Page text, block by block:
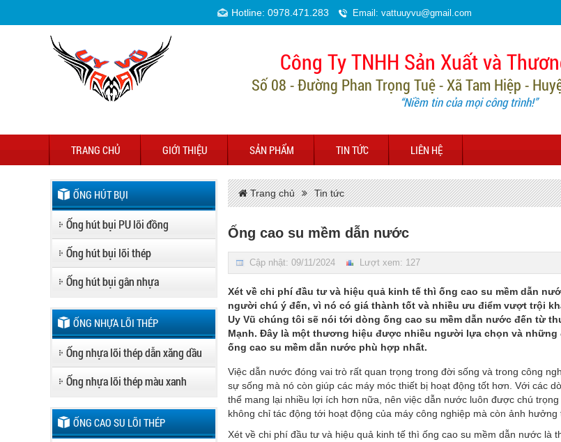
Hotline: 0978.471.283 Email: vattuuyvu@gmail.com
Công Ty TNHH Sản Xuất và
Số 08 - Đường Phan Trọng Tuệ - Xã Tam Hiệp -
“Niềm tin của mọi công trình!”
TRANG CHỦ GIỚI THIỆU SẢN PHẨM TIN TỨC LIÊN HỆ
ỐNG HÚT BỤI
Ống hút bụi PU lõi đồng
Ống hút bụi lõi thép
Ống hút bụi gân nhựa
ỐNG NHỰA LÕI THÉP
Ống nhựa lõi thép dẫn xăng dầu
Ống nhựa lõi thép màu xanh
ỐNG CAO SU LÕI THÉP
Trang chủ Tin tức
Ống cao su mềm dẫn nước
Cập nhật: 09/11/2024 Lượt xem: 127
Xét về chi phí đầu tư và hiệu quả kinh tế thì ống cao su mềm dẫn
người chú ý đến, vì nó có giá thành tốt và nhiều ưu điểm vượt trội
Uy Vũ chúng tôi sẽ nói tới dòng ống cao su mềm dẫn nước đến từ
Mạnh. Đây là một thương hiệu được nhiều người lựa chọn và những
ống cao su mềm dẫn nước phù hợp nhất.
Việc dẫn nước đóng vai trò rất quan trọng trong đời sống và trong công
sự sống mà nó còn giúp các máy móc thiết bị hoạt động tốt hơn. Với các
thể mang lại nhiều lợi ích hơn nữa, nên việc dẫn nước luôn được chú
không chỉ tác động tới hoạt động của máy công nghiệp mà còn ảnh hưởng
Xét về chi phí đầu tư và hiệu quả kinh tế thì ống cao su mềm dẫn nước là